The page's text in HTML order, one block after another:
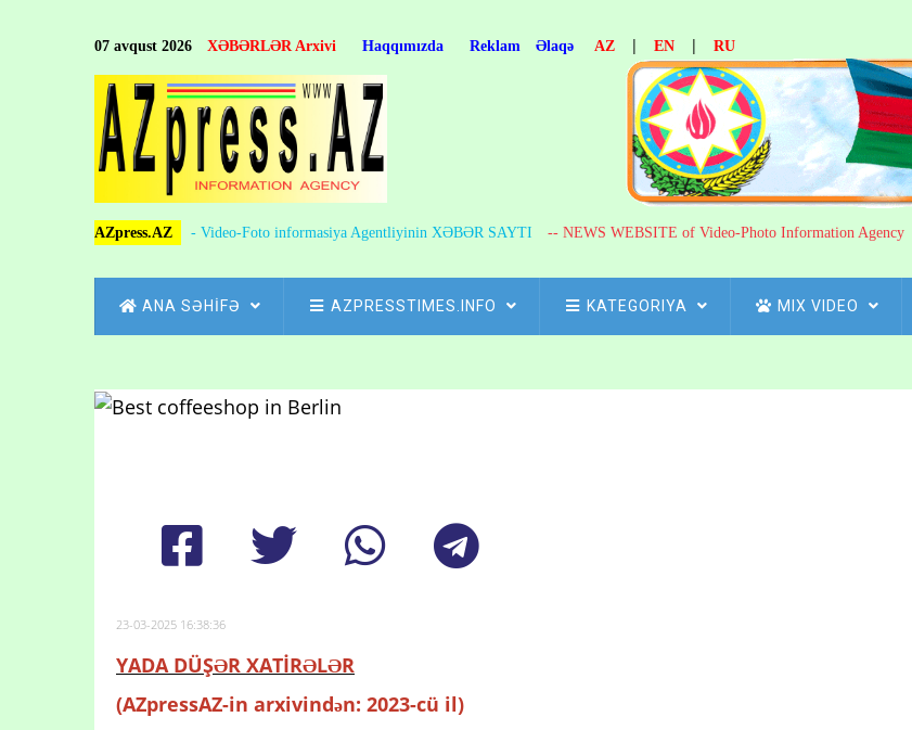
07 avqust 2026 XƏBƏRLƏR Arxivi Haqqımızda Reklam Əlaqə AZ | EN | RU
AZpress.AZ - Video-Foto informasiya Agentliyinin XƏBƏR SAYTI -- NEWS WEBSITE of Video-Photo Information Agency
MAIN
NAVIGATION
ANA SƏHİFƏ AZPRESSTIMES.INFO KATEGORIYA MIX VIDEO
Breadcrumb
23-03-2025 16:38:36
YADA DÜŞƏR XATİRƏLƏR
(AZpressAZ-in arxivindən: 2023-cü il)